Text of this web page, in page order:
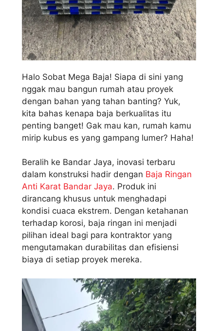
Halo Sobat Mega Baja! Siapa di sini yang
nggak mau bangun rumah atau proyek
dengan bahan yang tahan banting? Yuk,
kita bahas kenapa baja berkualitas itu
penting banget! Gak mau kan, rumah kamu
mirip kubus es yang gampang lumer? Haha!
Beralih ke Bandar Jaya, inovasi terbaru
dalam konstruksi hadir dengan Baja Ringan
Anti Karat Bandar Jaya. Produk ini
dirancang khusus untuk menghadapi
kondisi cuaca ekstrem. Dengan ketahanan
terhadap korosi, baja ringan ini menjadi
pilihan ideal bagi para kontraktor yang
mengutamakan durabilitas dan efisiensi
biaya di setiap proyek mereka.